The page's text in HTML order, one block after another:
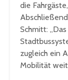
die
Schmitt:
zugleich ein
Mobilität